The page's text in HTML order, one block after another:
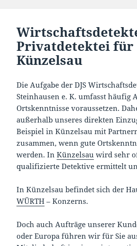
Privatdetektei für
Künzelsau
Die Aufgabe der DJS
Steinhausen e. K. umfasst häufig
Ortskenntnisse voraussetzen.
außerhalb unseres direkten
Beispiel in Künzelsau mit
zusammen, wenn gute
werden. InKünzelsau wird sehr
qualifizierte Detektive ermittelt
In Künzelsau befindet sich der
WÜRTH – Konzerns.
Doch auch Aufträge unserer
oder Europa führen wir für Sie